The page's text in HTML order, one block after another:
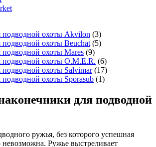
подводной охоты Akvilon (3)
охоты Beuchat (5)
охоты Mares (9)
охоты O.M.E.R. (6)
охоты Salvimar(17)
охоты Sporasub (1)
для подводной
ружья, без которого успешная
невозможна. Ружье выстреливает